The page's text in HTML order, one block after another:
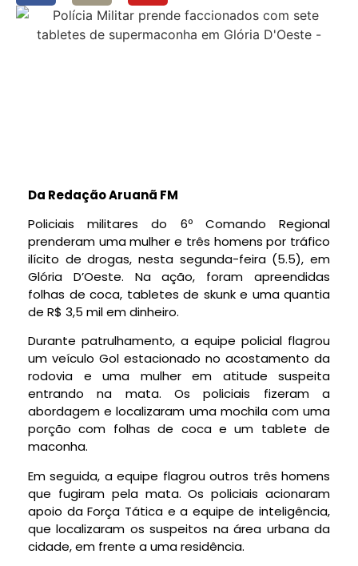
Da Redação Aruanã FM
Policiais militares do 6º Comando Regional
prenderam uma mulher e três homens por tráfico
ilícito de drogas, nesta segunda-feira (5.5), em
Glória D’Oeste. Na ação, foram apreendidas
folhas de coca, tabletes de skunk e uma quantia
de R$ 3,5 mil em dinheiro.
Durante patrulhamento, a equipe policial flagrou
um veículo Gol estacionado no acostamento da
rodovia e uma mulher em atitude suspeita
entrando na mata. Os policiais fizeram a
abordagem e localizaram uma mochila com uma
porção com folhas de coca e um tablete de
maconha.
Em seguida, a equipe flagrou outros três homens
que fugiram pela mata. Os policiais acionaram
apoio da Força Tática e a equipe de inteligência,
que localizaram os suspeitos na área urbana da
cidade, em frente a uma residência.